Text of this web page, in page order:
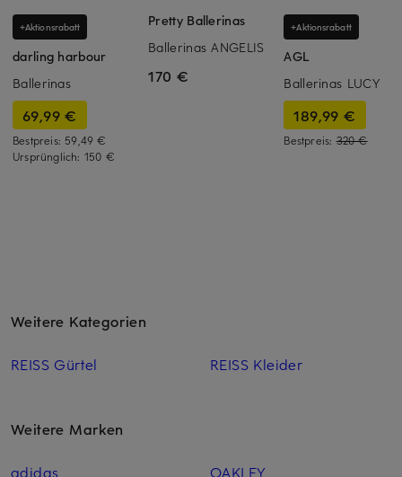
+Aktionsrabatt
darling harbour
Ballerinas
69,99 €
Bestpreis: 59,49 €
Ursprünglich: 150 €
Pretty Ballerinas
Ballerinas ANGELIS
170 €
+Aktionsrabatt
AGL
Ballerinas LUCY
189,99 €
Bestpreis:320 €
Weitere Kategorien
REISS Gürtel REISS Kleider
Weitere Marken
adidas
OAKLEY